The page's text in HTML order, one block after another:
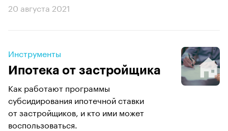
20 августа 2021
Инструменты
Ипотека от застройщика
Как работают программы
субсидирования ипотечной ставки
от застройщиков, и кто ими может
воспользоваться.